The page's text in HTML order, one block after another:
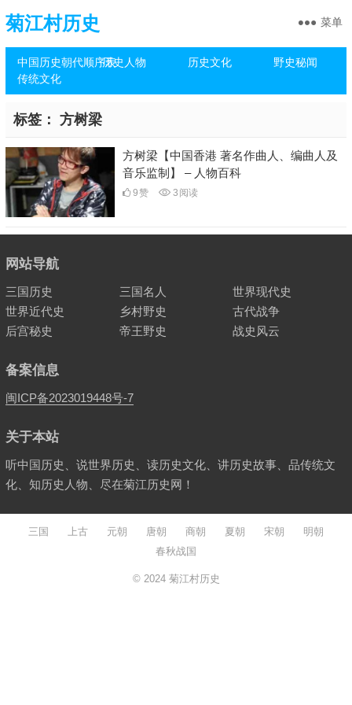
菊江村历史
中国历史朝代顺序表历史人物 历史文化
野史秘闻
传统文化
菜单
标签： 方树梁
方树梁【中国香港 著名作曲人、编曲人及
音乐监制】 – 人物百科
9赞 3 阅读
网站导航
三国历史 三国名人
世界现代史
世界近代史
乡村野史
古代战争
后宫秘史
帝王野史 战史风云
备案信息
闽ICP备2023019448号-7
关于本站
听中国历史、说世界历史、读历史文化、讲历史故事、品传统文
化、知历史人物、尽在菊江历史网！
三国 上古 元朝 唐朝 商朝 夏朝 宋朝
明朝
春秋战国
© 2024 菊江村历史